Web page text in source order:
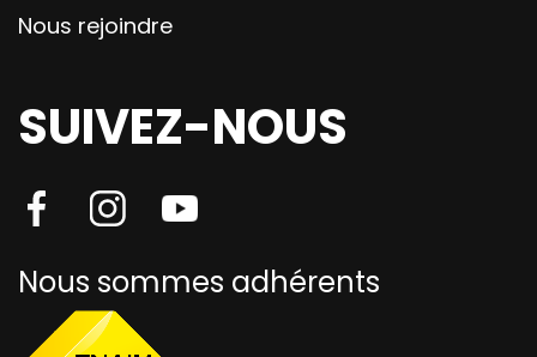
Nous rejoindre
SUIVEZ-NOUS
Nous sommes adhérents